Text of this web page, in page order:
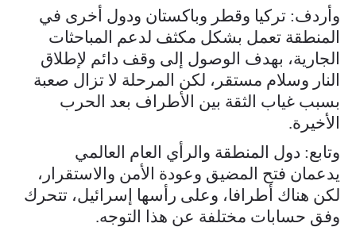
وأردف: تركيا وقطر وباكستان ودول أخرى في
المنطقة تعمل بشكل مكثف لدعم المباحثات
الجارية، بهدف الوصول إلى وقف دائم لإطلاق
النار وسلام مستقر، لكن المرحلة لا تزال صعبة
بسبب غياب الثقة بين الأطراف بعد الحرب
الأخيرة.
وتابع: دول المنطقة والرأي العام العالمي
يدعمان فتح المضيق وعودة الأمن والاستقرار،
لكن هناك أطرافا، وعلى رأسها إسرائيل، تتحرك
وفق حسابات مختلفة عن هذا التوجه.